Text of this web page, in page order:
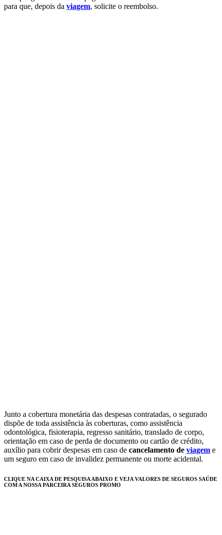
para que, depois da viagem, solicite o reembolso.
Junto a cobertura monetária das despesas contratadas, o segurado
dispõe de toda assistência às coberturas, como assistência
odontológica, fisioterapia, regresso sanitário, translado de corpo,
orientação em caso de perda de documento ou cartão de crédito,
auxílio para cobrir despesas em caso de cancelamento de viagem e
um seguro em caso de invalidez permanente ou morte acidental.
CLIQUE NA CAIXA DE PESQUISA ABAIXO E VEJA VALORES DE SEGUROS SAÚDE
COM A NOSSA PARCEIRA SEGUROS PROMO